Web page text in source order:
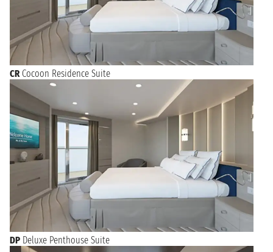
CR Cocoon Residence Suite
DP Deluxe Penthouse Suite